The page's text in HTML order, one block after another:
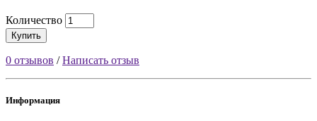
Количество
Купить
0 отзывов /Написать отзыв
Информация